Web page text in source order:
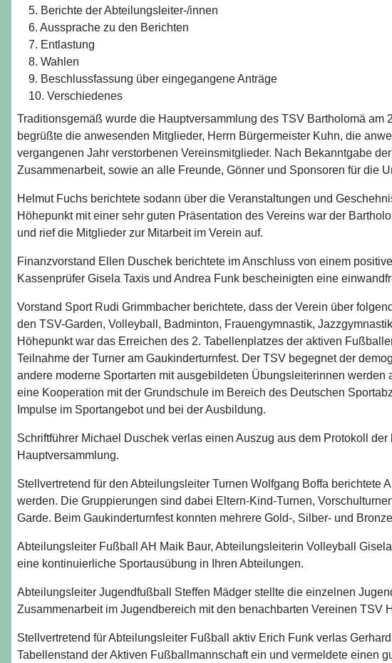
5. Berichte der Abteilungsleiter-/innen
6. Aussprache zu den Berichten
7. Entlastung
8. Wahlen
9. Beschlussfassung über eingegangene Anträge
10. Verschiedenes
Traditionsgemäß wurde die Hauptversammlung des TSV Bartholomä am
begrüßte die anwesenden Mitglieder, Herrn Bürgermeister Kuhn, die
vergangenen Jahr verstorbenen Vereinsmitglieder. Nach Bekanntgabe
Zusammenarbeit, sowie an alle Freunde, Gönner und Sponsoren für die
Helmut Fuchs berichtete sodann über die Veranstaltungen und
Höhepunkt mit einer sehr guten Präsentation des Vereins war der
und rief die Mitglieder zur Mitarbeit im Verein auf.
Finanzvorstand Ellen Duschek berichtete im Anschluss von einem
Kassenprüfer Gisela Taxis und Andrea Funk bescheinigten eine
Vorstand Sport Rudi Grimmbacher berichtete, dass der Verein über
den TSV-Garden, Volleyball, Badminton, Frauengymnastik,
Höhepunkt war das Erreichen des 2. Tabellenplatzes der aktiven
Teilnahme der Turner am Gaukinderturnfest. Der TSV begegnet der
andere moderne Sportarten mit ausgebildeten Übungsleiterinnen
eine Kooperation mit der Grundschule im Bereich des Deutschen
Impulse im Sportangebot und bei der Ausbildung.
Schriftführer Michael Duschek verlas einen Auszug aus dem Protokoll
Hauptversammlung.
Stellvertretend für den Abteilungsleiter Turnen Wolfgang Boffa
werden. Die Gruppierungen sind dabei Eltern-Kind-Turnen,
Garde. Beim Gaukinderturnfest konnten mehrere Gold-, Silber- und
Abteilungsleiter Fußball AH Maik Baur, Abteilungsleiterin Volleyball
eine kontinuierliche Sportausübung in Ihren Abteilungen.
Abteilungsleiter Jugendfußball Steffen Mädger stellte die einzelnen
Zusammenarbeit im Jugendbereich mit den benachbarten Vereinen TSV
Stellvertretend für Abteilungsleiter Fußball aktiv Erich Funk verlas
Tabellenstand der Aktiven Fußballmannschaft ein und vermeldete einen